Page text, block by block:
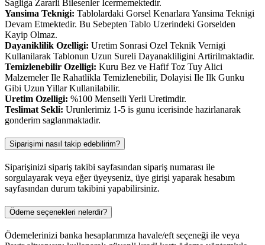
Sagliga Zararli Bilesenler Icermemektedir.
Yansima Teknigi: Tablolardaki Gorsel Kenarlara Yansima Teknigi
Devam Etmektedir. Bu Sebepten Tablo Uzerindeki Gorselden
Kayip Olmaz.
Dayaniklilik Ozelligi: Uretim Sonrasi Ozel Teknik Vernigi
Kullanilarak Tablonun Uzun Sureli Dayanakliligini Artirilmaktadir.
Temizlenebilir Ozelligi: Kuru Bez ve Hafif Toz Tuy Alici
Malzemeler Ile Rahatlikla Temizlenebilir, Dolayisi Ile Ilk Gunku
Gibi Uzun Yillar Kullanilabilir.
Uretim Ozelligi: %100 Menseili Yerli Uretimdir.
Teslimat Sekli: Urunlerimiz 1-5 is gunu icerisinde hazirlanarak
gonderim saglanmaktadir.
Siparişimi nasıl takip edebilirim?
Siparişinizi sipariş takibi sayfasından sipariş numarası ile
sorgulayarak veya eğer üyeyseniz, üye girişi yaparak hesabım
sayfasından durum takibini yapabilirsiniz.
Ödeme seçenekleri nelerdir?
Ödemelerinizi banka hesaplarımıza havale/eft seçeneği ile veya